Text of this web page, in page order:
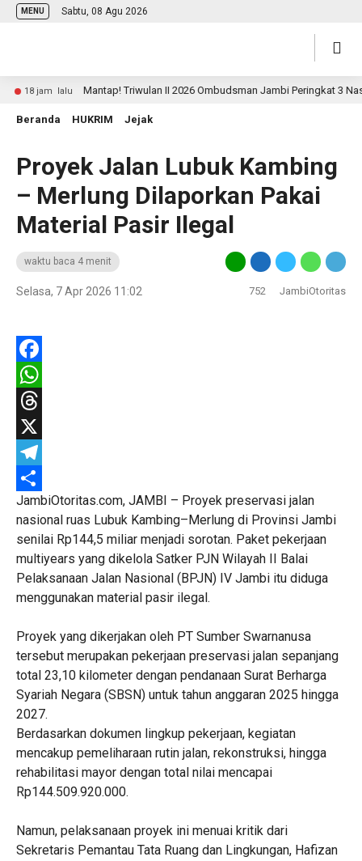
MENU Sabtu, 08 Agu 2026
jam lalu Mantap! Triwulan II 2026 Ombudsman Jambi Peringkat 3 Nasional
Beranda HUKRIM Jejak
Proyek Jalan Lubuk Kambing
– Merlung Dilaporkan Pakai
Material Pasir Ilegal
waktu baca 4 menit
Selasa, 7 Apr 2026 11:02 752 JambiOtoritas
Facebook
WhatsApp
Threads
X
Telegram
Share
JambiOtoritas.com, JAMBI – Proyek preservasi jalan
nasional ruas Lubuk Kambing–Merlung di Provinsi Jambi
senilai Rp144,5 miliar menjadi sorotan. Paket pekerjaan
multiyears yang dikelola Satker PJN Wilayah II Balai
Pelaksanaan Jalan Nasional (BPJN) IV Jambi itu diduga
menggunakan material pasir ilegal.
Proyek yang dikerjakan oleh PT Sumber Swarnanusa
tersebut merupakan pekerjaan preservasi jalan sepanjang
total 23,10 kilometer dengan pendanaan Surat Berharga
Syariah Negara (SBSN) untuk tahun anggaran 2025 hingga
2027.
‎Berdasarkan dokumen lingkup pekerjaan, kegiatan
mencakup pemeliharaan rutin jalan, rekonstruksi, hingga
rehabilitasi mayor dengan total nilai mencapai
Rp144.509.920.000.
Namun, pelaksanaan proyek ini menuai kritik dari
Sekretaris Pemantau Tata Ruang dan Lingkungan, Hafizan